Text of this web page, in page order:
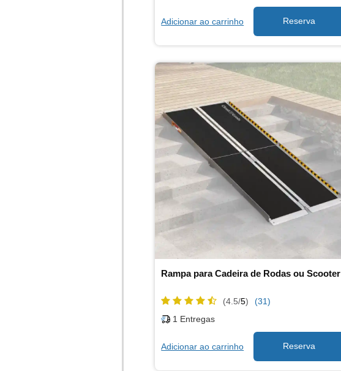
Adicionar ao carrinho
Rampa para Cadeira de Rodas ou Scooter
(4.5/5)
(31)
1 Entregas
Adicionar ao carrinho